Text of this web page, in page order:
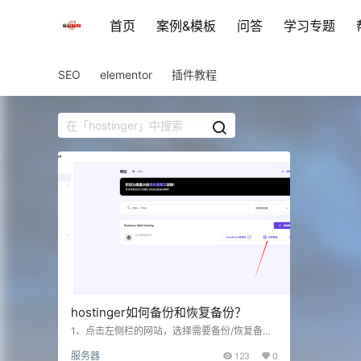
首页 案例&模板 问答 学习专题
SEO elementor 插件教程
hostinger如何备份和恢复备份？
1、点击左侧栏的网站，选择需要备份/恢复备份
份和还原或者左侧栏文件管理功能-备份与还原
服务器 123 0